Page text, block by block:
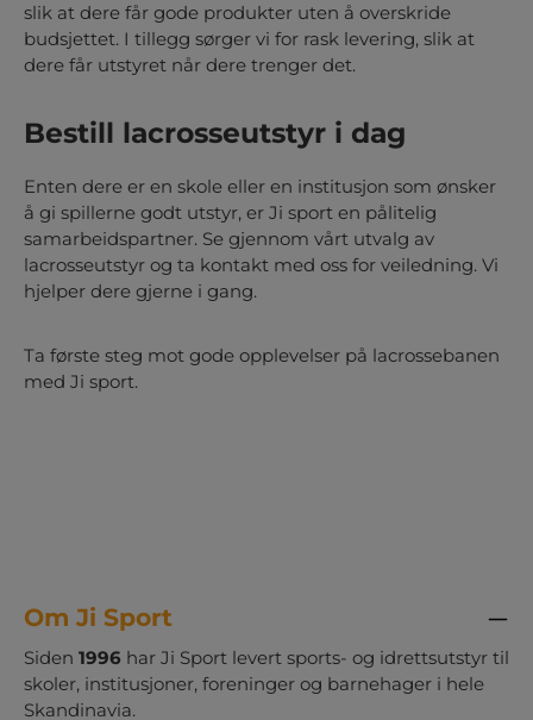
slik at dere får gode produkter uten å overskride
budsjettet. I tillegg sørger vi for rask levering, slik at
dere får utstyret når dere trenger det.
Bestill lacrosseutstyr i dag
Enten dere er en skole eller en institusjon som ønsker
å gi spillerne godt utstyr, er Ji sport en pålitelig
samarbeidspartner. Se gjennom vårt utvalg av
lacrosseutstyr og ta kontakt med oss for veiledning. Vi
hjelper dere gjerne i gang.
Ta første steg mot gode opplevelser på lacrossebanen
med Ji sport.
Om Ji Sport
Siden 1996 har Ji Sport levert sports- og idrettsutstyr til
skoler, institusjoner, foreninger og barnehager i hele
Skandinavia.